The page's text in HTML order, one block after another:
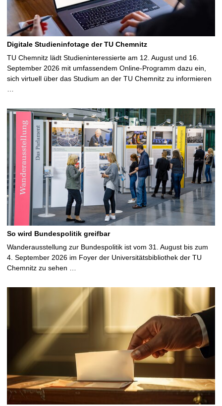
Digitale Studieninfotage der TU Chemnitz
TU Chemnitz lädt Studieninteressierte am 12. August und 16.
September 2026 mit umfassendem Online-Programm dazu ein,
sich virtuell über das Studium an der TU Chemnitz zu informieren
So wird Bundespolitik greifbar
Wanderausstellung zur Bundespolitik ist vom 31. August bis zum
4. September 2026 im Foyer der Universitätsbibliothek der TU
Chemnitz zu sehen …